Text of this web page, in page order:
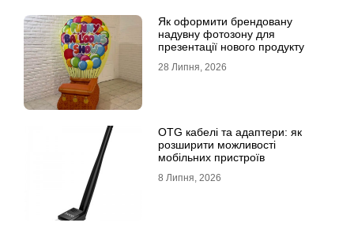
Як оформити брендовану
надувну фотозону для
презентації нового продукту
28 Липня, 2026
OTG кабелі та адаптери: як
розширити можливості
мобільних пристроїв
8 Липня, 2026